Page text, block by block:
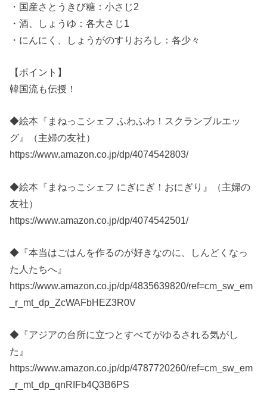
・国産さとうきび糖：小さじ2
・酒、しょうゆ：各大さじ1
・にんにく、しょうがのすりおろし：各少々
【ポイント】
韓国流も伝授！
◆絵本『まねっこシェフ ふわふわ！スクランブルエッ
グ』（主婦の友社）
https://www.amazon.co.jp/dp/4074542803/
◆絵本『まねっこシェフ にぎにぎ！おにぎり』（主婦の
友社）
https://www.amazon.co.jp/dp/4074542501/
◆『本当はごはんを作るのが好きなのに、しんどくなっ
た人たちへ』
https://www.amazon.co.jp/dp/4835639820/ref=cm_sw_em
_r_mt_dp_ZcWAFbHEZ3R0V
◆『アジアの台所に立つとすべてがゆるされる気がし
た』
https://www.amazon.co.jp/dp/4787720260/ref=cm_sw_em
_r_mt_dp_qnRIFb4Q3B6PS